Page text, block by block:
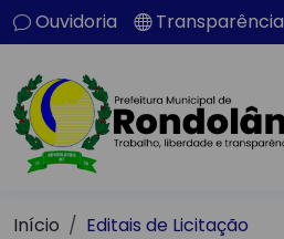
Ouvidoria Transparência
Início Editais de Licitação